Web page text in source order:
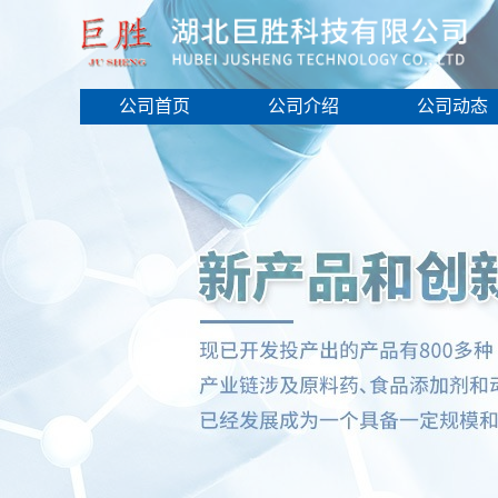
公司首页 公司介绍 公司动态